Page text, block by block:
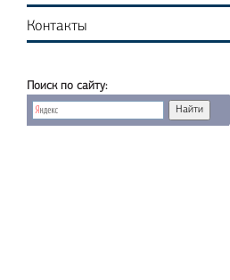
Контакты
Поиск по сайту: